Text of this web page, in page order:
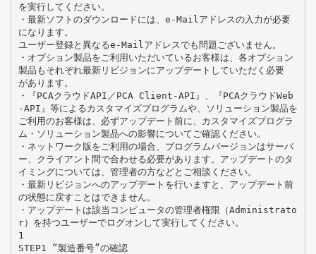
を実行してください。
・最新ソフトのダウンロードには、e-Mailアドレスの入力が必要
になります。
ユーザー登録と異なるe-Mailアドレスでも問題ございません。
・オプション製品をご利用いただいているお客様は、各オプション
製品もそれぞれ最新リビジョンにアップデートしていただく必要
があります。
・『PCAクラウドAPI／PCA Client-API』、『PCAクラウドWeb
-API』等によるカスタマイズプログラムや、ソリューション製品を
ご利用のお客様は、必ずアップデート前に、カスタマイズプログラ
ム・ソリューション製品への影響についてご確認ください。
・ネットワーク版をご利用の場合、プログラムバージョンはサーバ
ー、クライアント間で合わせる必要があります。アップデートのタ
イミングについては、管理者の方などとご相談ください。
・最新リビジョンへのアップデートを行いますと、アップデート前
の状態に戻すことはできません。
・アップデートは該当コンピュータの管理者権限（Administrato
r）を持つユーザーでログオンして実行してください。
1
STEP1 “製造番号”の確認